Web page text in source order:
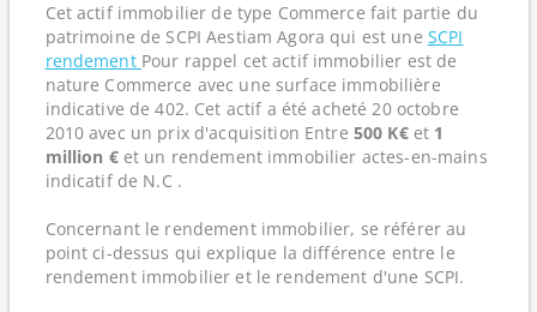
Cet actif immobilier de type Commerce fait partie du
patrimoine de SCPI Aestiam Agora qui est une SCPI
rendement Pour rappel cet actif immobilier est de
nature Commerce avec une surface immobilière
indicative de 402. Cet actif a été acheté 20 octobre
2010 avec un prix d'acquisition Entre 500 K€et 1
million €et un rendement immobilier actes-en-mains
indicatif de N.C .
Concernant le rendement immobilier, se référer au
point ci-dessus qui explique la différence entre le
rendement immobilier et le rendement d'une SCPI.